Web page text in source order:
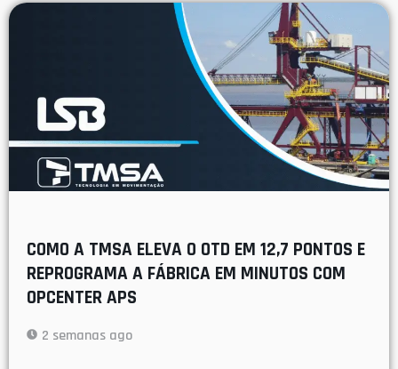
COMO A TMSA ELEVA O OTD EM 12,7 PONTOS E
REPROGRAMA A FÁBRICA EM MINUTOS COM
OPCENTER APS
2 semanas ago